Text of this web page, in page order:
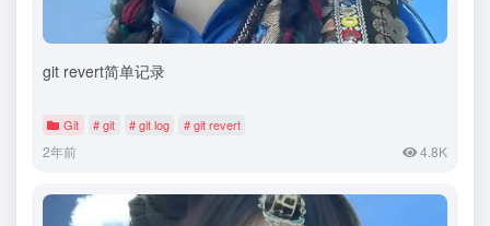
git revert简单记录
Git # git # git log # git revert
2年前 4.8K